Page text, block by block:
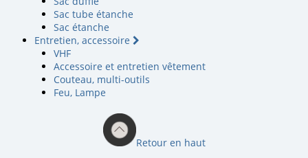
Sac tube étanche
Sac étanche
Entretien, accessoire
VHF
Accessoire et entretien vêtement
Couteau, multi-outils
Feu, Lampe
Retour en haut